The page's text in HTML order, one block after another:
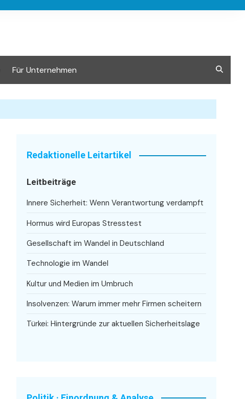
Für Unternehmen
Redaktionelle Leitartikel
Leitbeiträge
Innere Sicherheit: Wenn Verantwortung verdampft
Hormus wird Europas Stresstest
Gesellschaft im Wandel in Deutschland
Technologie im Wandel
Kultur und Medien im Umbruch
Insolvenzen: Warum immer mehr Firmen scheitern
Türkei: Hintergründe zur aktuellen Sicherheitslage